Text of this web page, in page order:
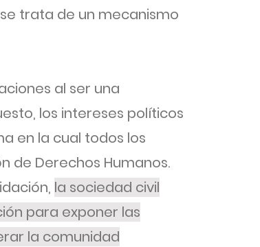
trata de un mecanismo
al ser una
los intereses políticos
en la cual todos los
de Derechos Humanos.
la sociedad civil
para exponer las
la comunidad